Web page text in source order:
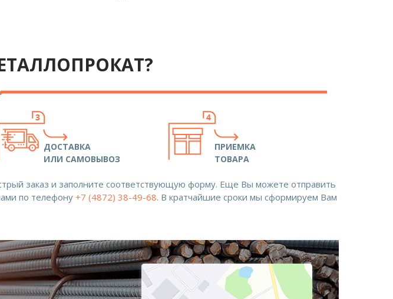
ДОСТАВКА
ИЛИ САМОВЫВОЗ
ПРИЕМКА
ТОВАРА
заказ и заполните соответствующую форму. Еще Вы можете отправить
по телефону +7 (4872) 38-49-68. В кратчайшие сроки мы сформируем Вам